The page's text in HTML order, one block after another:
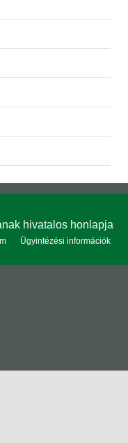
hivatalos honlapja
Ügyintézési információk